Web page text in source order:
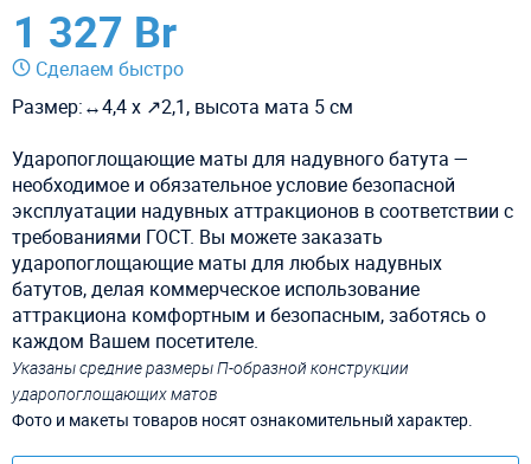
1 327 Br
Сделаем быстро
Размер:↔4,4 х ↗2,1, высота мата 5 см
Ударопоглощающие маты для надувного батута —
необходимое и обязательное условие безопасной
эксплуатации надувных аттракционов в соответствии с
требованиями ГОСТ. Вы можете заказать
ударопоглощающие маты для любых надувных
батутов, делая коммерческое использование
аттракциона комфортным и безопасным, заботясь о
каждом Вашем посетителе.
Указаны средние размеры П-образной конструкции
ударопоглощающих матов
Фото и макеты товаров носят ознакомительный характер.